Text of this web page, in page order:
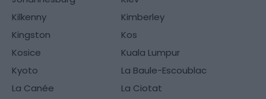
Kilkenny
Kimberley
Kingston
Kos
Kosice
Kuala Lumpur
Kyoto
La Baule-Escoublac
La Canée
La Ciotat